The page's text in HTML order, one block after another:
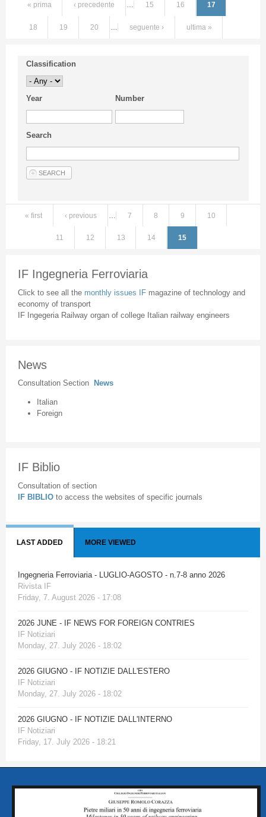
« prima ‹ precedente … 15 16 17
18 19 20 … seguente › ultima »
Classification
Year Number
Search
Pages
« first ‹ previous 7 8 9 10
11 12 13 14 15
IF Ingegneria Ferroviaria
Click to see all the monthly issues IF magazine of technology and
economy of transport
IF Ingegeria Railway organ of college Italian railway engineers
News
Consultation Section News
Italian
Foreign
IF Biblio
Consultation of section
IF BIBLIO to access the websites of specific journals
LAST ADDED MORE VIEWED
Ingegneria Ferroviaria - LUGLIO-AGOSTO - n.7-8 anno 2026
Rivista IF
Friday, 7. August 2026 - 17:08
2026 JUNE - IF NEWS FOR FOREIGN CONTRIES
IF Notiziari
Monday, 27. July 2026 - 18:02
2026 GIUGNO - IF NOTIZIE DALL'ESTERO
IF Notiziari
Monday, 27. July 2026 - 18:02
2026 GIUGNO - IF NOTIZIE DALL'INTERNO
IF Notiziari
Friday, 17. July 2026 - 18:21